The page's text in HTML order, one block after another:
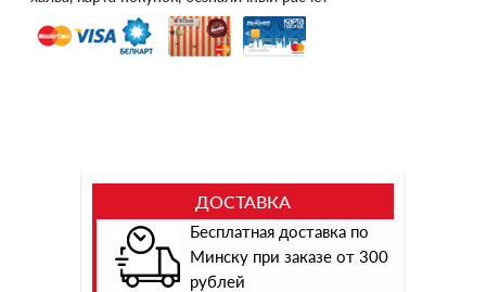
ДОСТАВКА
Бесплатная доставка по
Минску при заказе от 300
рублей